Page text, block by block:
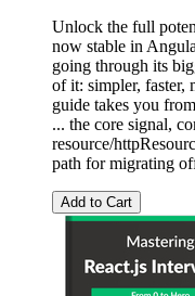
Unlock the full
now stable in
going through its
of it: simpler, faster,
guide takes you
... the core signal,
resource/
path for migrating
Add to Cart